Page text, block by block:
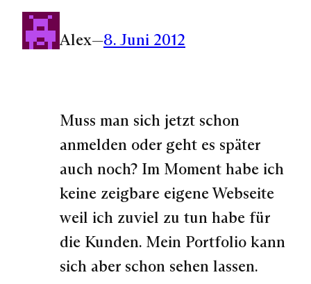
Alex—8. Juni 2012
Muss man sich jetzt schon
anmelden oder geht es später
auch noch? Im Moment habe ich
keine zeigbare eigene Webseite
weil ich zuviel zu tun habe für
die Kunden. Mein Portfolio kann
sich aber schon sehen lassen.